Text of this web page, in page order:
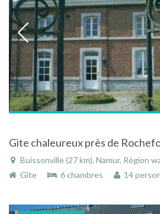
Gite chaleureux près de
Buissonville (27 km), Namur, Région
Gîte
6 chambres 14